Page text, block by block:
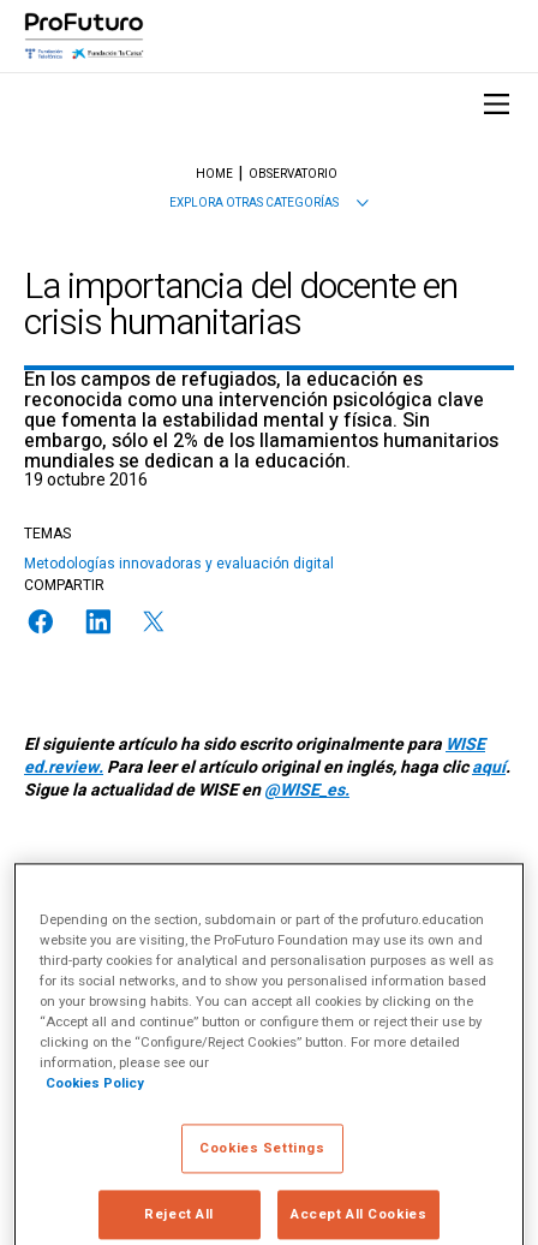
HOME
OBSERVATORIO
EXPLORA OTRAS CATEGORÍAS
La importancia del docente en
crisis humanitarias
En los campos de refugiados, la educación es
reconocida como una intervención psicológica clave
que fomenta la estabilidad mental y física. Sin
embargo, sólo el 2% de los llamamientos humanitarios
mundiales se dedican a la educación.
19 octubre 2016
TEMAS
Metodologías innovadoras y evaluación digital
COMPARTIR
El siguiente artículo ha sido escrito originalmente para WISE
ed.review.Para leer el artículo original en inglés, haga clicaquí.
Sigue la actualidad de WISE en@WISE_es.
Depending on the section, subdomain or part of the profuturo.education
website you are visiting, the ProFuturo Foundation may use its own and
third-party cookies for analytical and personalisation purposes as well as
for its social networks, and to show you personalised information based
on your browsing habits. You can accept all cookies by clicking on the
“Accept all and continue” button or configure them or reject their use by
clicking on the “Configure/Reject Cookies” button. For more detailed
information, please see our
Cookies Policy
Cookies Settings
Reject All Accept All Cookies